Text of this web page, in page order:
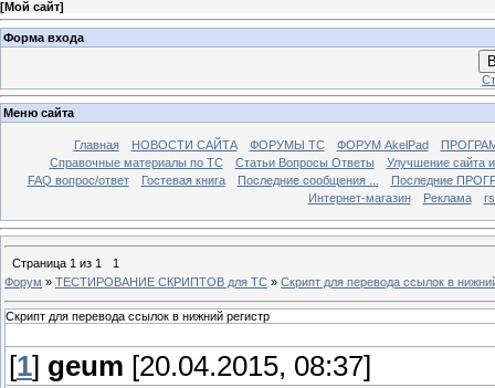
[Мой сайт]
Форма входа
Меню сайта
Главная НОВОСТИ САЙТА ФОРУМЫ TC ФОРУМ AkelPad
Справочные материалы по TС
Статьи Вопросы Ответы
Улучшение сайта
FAQ вопрос/ответ
Гостевая книга Последние сообщения ...
Последние
Интернет-магазин
Реклама
Страница 1 из 1
1
Форум » ТЕСТИРОВАНИЕ СКРИПТОВ для TC » Скрипт для перевода ссылок в
Скрипт для перевода ссылок в нижний регистр
[1] geum [20.04.2015, 08:37]